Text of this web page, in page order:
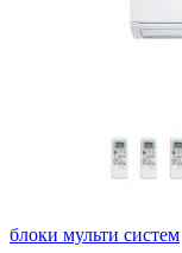
блоки мульти систем